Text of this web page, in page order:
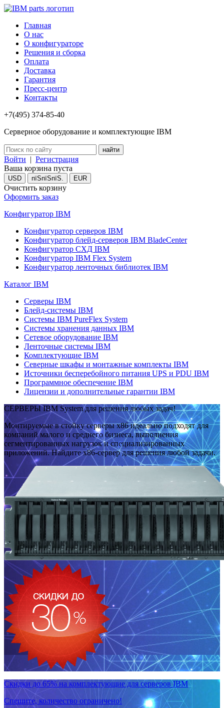
Главная
О нас
О конфигураторе
Решения и сборка
Оплата
Доставка
Гарантия
Пресс-центр
Контакты
+7(495) 374-85-40
Серверное оборудование и комплектующие IBM
Войти | Регистрация
Ваша корзина пуста
USD пїЅпїЅпїЅ. EUR
Очистить корзину
Оформить заказ
Конфигуратор IBM
Конфигуратор серверов IBM
Конфигуратор блейд-серверов IBM BladeCenter
Конфигуратор СХД IBM
Конфигуратор IBM Flex System
Конфигуратор ленточных библиотек IBM
Каталог IBM
Серверы IBM
Блейд-системы IBM
Системы IBM PureFlex System
Системы хранения данных IBM
Сетевое оборудование IBM
Ленточные системы IBM
Комплектующие IBM
Северные шкафы и монтажные комплекты IBM
Источники бесперебойного питания UPS и PDU IBM
Программное обеспечение IBM
Лицензии и дополнительные гарантии IBM
СЕРВЕРЫ IBM System для решения любых задач!
Монтируемые в стойку серверы x86 идеально подходят для
компаний малого и среднего бизнеса, выполнения
сегментированных нагрузок и специализированных
приложений. Найдите x86-сервер для решения любой задачи.
Скидки до 65% на комплектующие для серверов IBM
Спешите, количество ограничено!